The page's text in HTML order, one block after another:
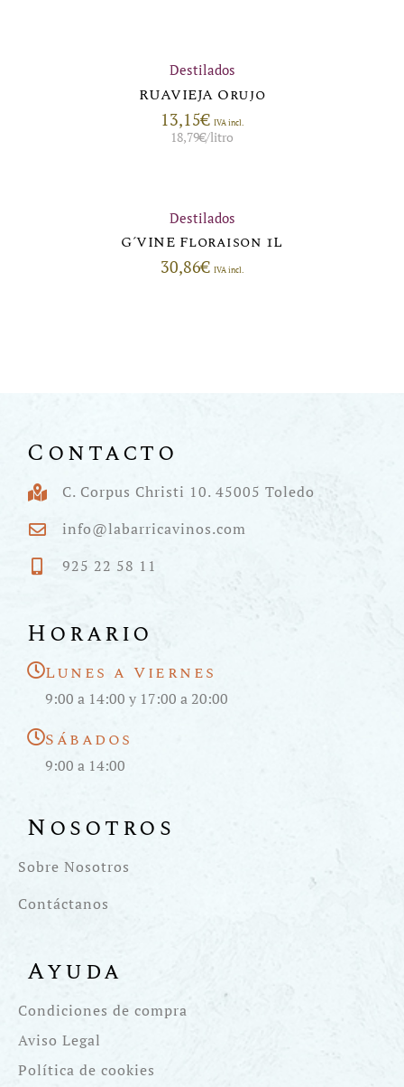
Destilados
RUAVIEJA Orujo
13,15€ IVA incl.
18,79€/litro
Destilados
G´VINE Floraison 1L
30,86€ IVA incl.
Contacto
C. Corpus Christi 10. 45005 Toledo
info@labarricavinos.com
925 22 58 11
Horario
Lunes a Viernes
9:00 a 14:00 y 17:00 a 20:00
Sábados
9:00 a 14:00
Nosotros
Sobre Nosotros
Contáctanos
Ayuda
Condiciones de compra
Aviso Legal
Política de cookies